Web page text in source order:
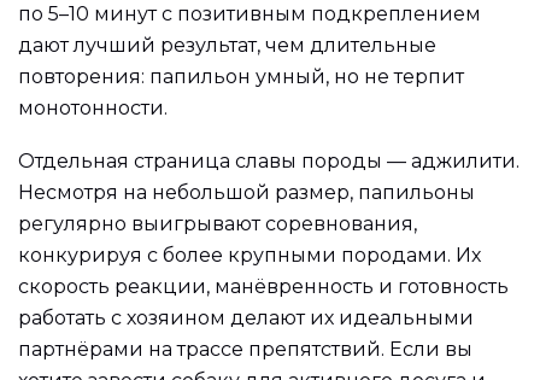
по 5–10 минут с позитивным подкреплением
дают лучший результат, чем длительные
повторения: папильон умный, но не терпит
монотонности.
Отдельная страница славы породы — аджилити.
Несмотря на небольшой размер, папильоны
регулярно выигрывают соревнования,
конкурируя с более крупными породами. Их
скорость реакции, манёвренность и готовность
работать с хозяином делают их идеальными
партнёрами на трассе препятствий. Если вы